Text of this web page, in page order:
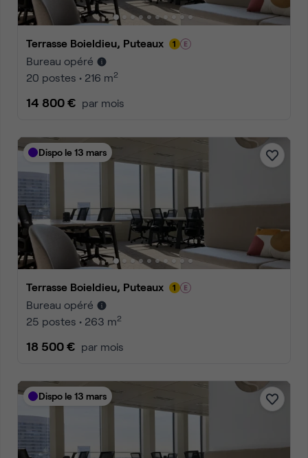
Terrasse Boieldieu, Puteaux
Bureau opéré
20 postes • 216 m2
14 800 € par mois
Dispo le 13 mars
Terrasse Boieldieu, Puteaux
Bureau opéré
25 postes • 263 m2
18 500 € par mois
Dispo le 13 mars